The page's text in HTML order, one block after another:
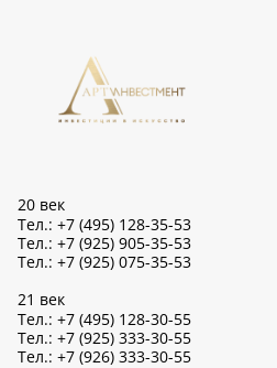
20 век
Тел.: +7 (495) 128-35-53
Тел.: +7 (925) 905-35-53
Тел.: +7 (925) 075-35-53
21 век
Тел.: +7 (495) 128-30-55
Тел.: +7 (925) 333-30-55
Тел.: +7 (926) 333-30-55